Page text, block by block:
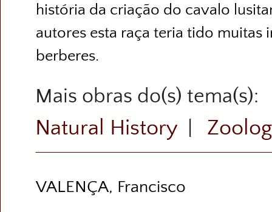
história da criação do cavalo
autores esta raça teria tido muitas
berberes.
Mais obras do(s)
Natural History
VALENÇA, Francisco